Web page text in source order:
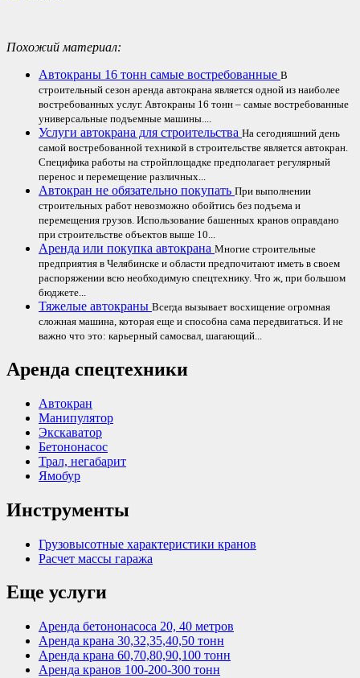
Похожий материал:
Автокраны 16 тонн самые востребованные В
строительный сезон аренда автокрана является одной из наиболее
востребованных услуг. Автокраны 16 тонн – самые востребованные
универсальные подъемные машины....
Услуги автокрана для строительства На сегодняшний день
самой востребованной техникой в строительстве является автокран.
Специфика работы на стройплощадке предполагает регулярный
перенос и перемещение различных...
Автокран не обязательно покупать При выполнении
строительных работ невозможно обойтись без подъема и
перемещения грузов. Использование башенных кранов оправдано
при строительстве объектов выше 10...
Аренда или покупка автокрана Многие строительные
предприятия в Челябинске и области предпочитают иметь в своем
распоряжении всю необходимую спецтехнику. Что ж, при большом
бюджете...
Тяжелые автокраны Всегда вызывает восхищение огромная
сложная машина, которая еще и способна сама передвигаться. И не
важно что это: карьерный самосвал, шагающий...
Аренда спецтехники
Автокран
Манипулятор
Экскаватор
Бетононасос
Трал, негабарит
Ямобур
Инструменты
Грузовысотные характеристики кранов
Расчет массы гаража
Еще услуги
Аренда бетононасоса 20, 40 метров
Аренда крана 30,32,35,40,50 тонн
Аренда крана 60,70,80,90,100 тонн
Аренда кранов 100-200-300 тонн